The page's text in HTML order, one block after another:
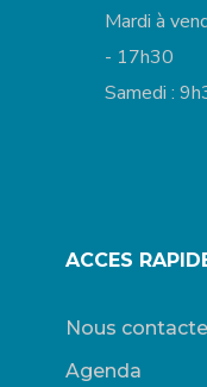
Mardi à
- 17h30
Samedi :
ACCES
Nous
Agenda